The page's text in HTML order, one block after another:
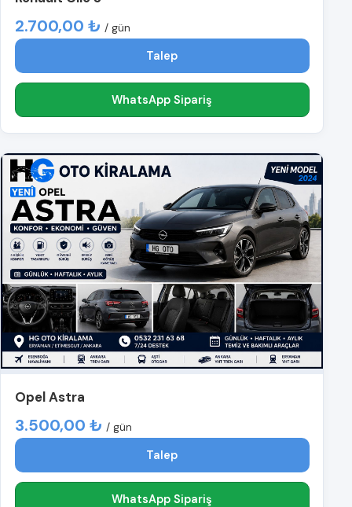
2.700,00 ₺ / gün
Talep
WhatsApp Sipariş
Opel Astra
3.500,00 ₺ / gün
Talep
WhatsApp Sipariş